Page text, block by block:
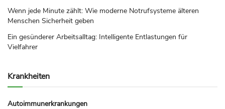
Wenn jede Minute zählt: Wie moderne Notrufsysteme älteren
Menschen Sicherheit geben
Ein gesünderer Arbeitsalltag: Intelligente Entlastungen für
Vielfahrer
Krankheiten
Autoimmunerkrankungen